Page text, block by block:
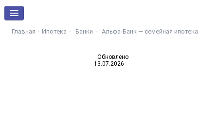
Главная Ипотека Банки Альфа-Банк — семейная ипотека
Обновлено
13.07.2026